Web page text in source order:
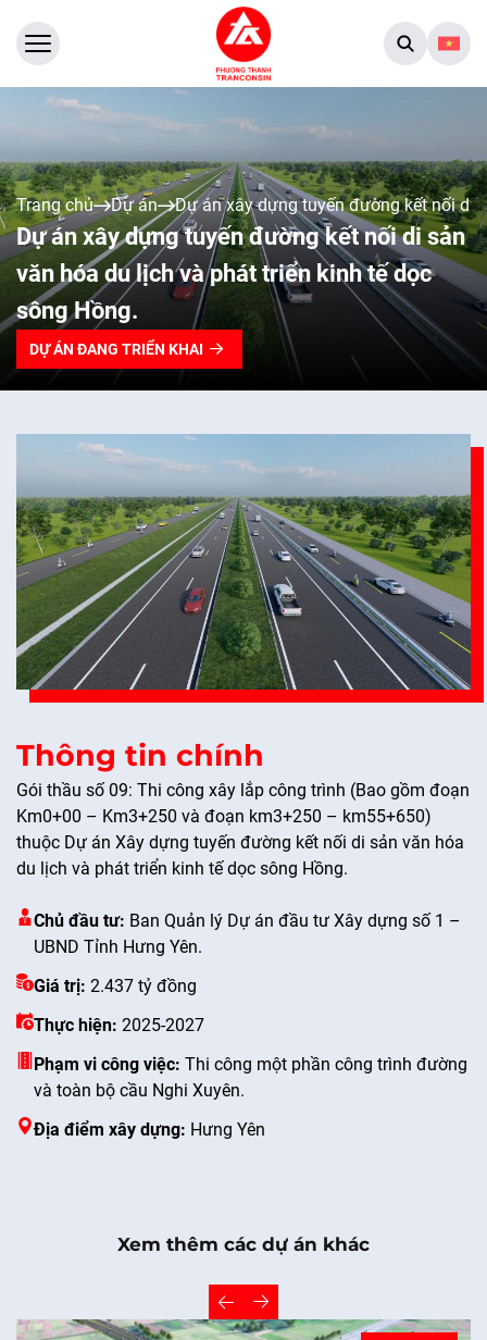
Trang chủ Dự án Dự án xây dựng tuyến đường kết nối di
Dự án xây dựng tuyến đường kết nối di sản
văn hóa du lịch và phát triển kinh tế dọc
sông Hồng.
DỰ ÁN ĐANG TRIỂN KHAI
Thông tin chính
Gói thầu số 09: Thi công xây lắp công trình (Bao gồm đoạn
Km0+00 – Km3+250 và đoạn km3+250 – km55+650)
thuộc Dự án Xây dựng tuyến đường kết nối di sản văn hóa
du lịch và phát triển kinh tế dọc sông Hồng.
Chủ đầu tư: Ban Quản lý Dự án đầu tư Xây dựng số 1 –
UBND Tỉnh Hưng Yên.
Giá trị: 2.437 tỷ đồng
Thực hiện: 2025-2027
Phạm vi công việc: Thi công một phần công trình đường
và toàn bộ cầu Nghi Xuyên.
Địa điểm xây dựng: Hưng Yên
Xem thêm các dự án khác